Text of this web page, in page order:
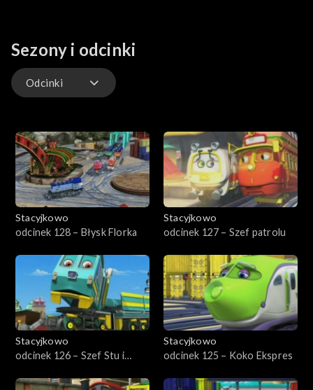
Sezony i odcinki
Odcinki
Stacyjkowo
odcinek 128 – Błysk Florka
Stacyjkowo
odcinek 127 – Szef patrolu
Stacyjkowo
odcinek 126 – Szef Stu i
Stacyjkowo
odcinek 125 – Koko Ekspres